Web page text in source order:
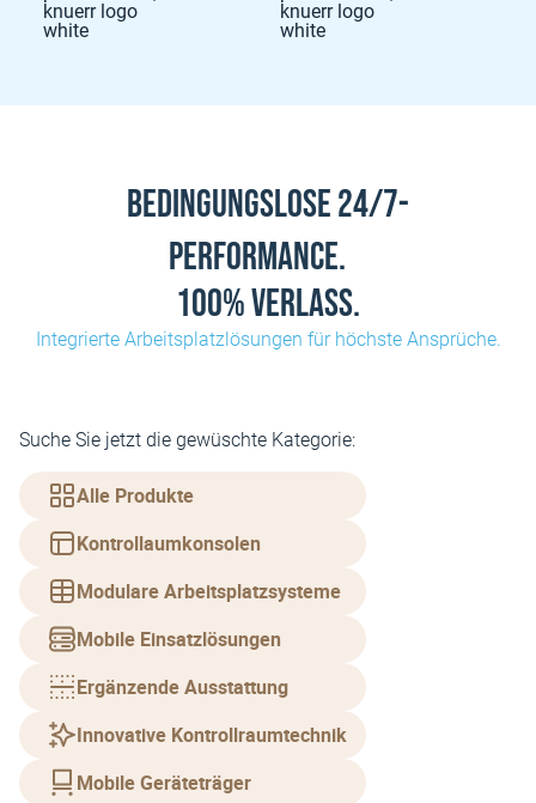
Bedingungslose 24/7-
Performance.
100% Verlass.
Integrierte Arbeitsplatzlösungen für höchste Ansprüche.
Suche Sie jetzt die gewüschte Kategorie:
Alle Produkte
Kontrollaumkonsolen
Modulare Arbeitsplatzsysteme
Mobile Einsatzlösungen
Ergänzende Ausstattung
Innovative Kontrollraumtechnik
Mobile Geräteträger